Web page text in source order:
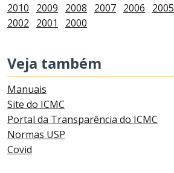
2010
2009 2008 2007 2006 2005
2002
2001 2000
Veja também
Manuais
Site do ICMC
Portal da Transparência do ICMC
Normas USP
Covid